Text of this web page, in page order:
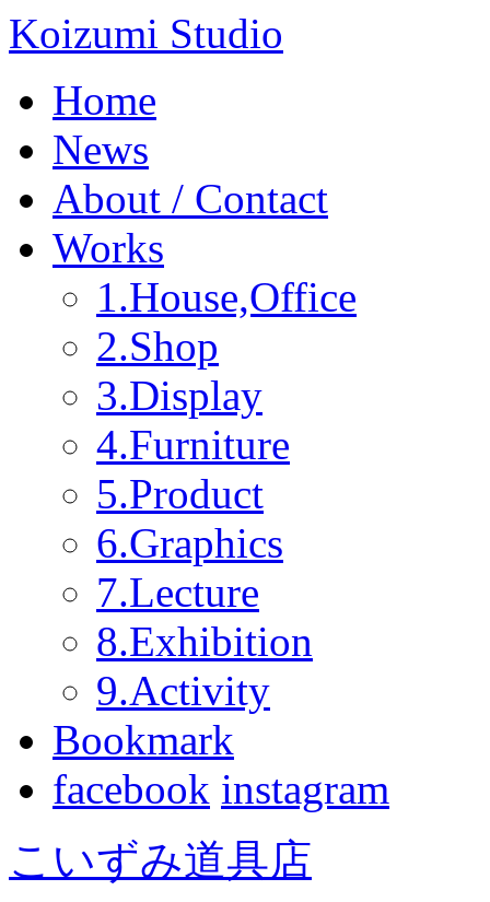
Koizumi Studio
Home
News
About / Contact
Works
1.House,Office
2.Shop
3.Display
4.Furniture
5.Product
6.Graphics
7.Lecture
8.Exhibition
9.Activity
Bookmark
facebook instagram
こいずみ道具店